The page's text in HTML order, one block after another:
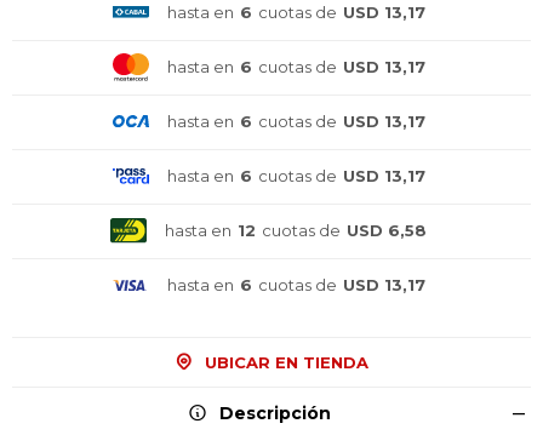
hasta en 6 cuotas de USD 13,17
hasta en 6 cuotas de USD 13,17
hasta en 6 cuotas de USD 13,17
hasta en 6 cuotas de USD 13,17
hasta en 12 cuotas de USD 6,58
hasta en 6 cuotas de USD 13,17
UBICAR EN TIENDA
Descripción
Comprá en 3 cuotas sin recargo o hasta en
* sujeto aprobación crediticia.
Comprá en 3 cuotas sin recargo o hasta en
* sujeto aprobación crediticia.
Comprá en 3 cuotas sin recargo o hasta en
* sujeto aprobación crediticia.